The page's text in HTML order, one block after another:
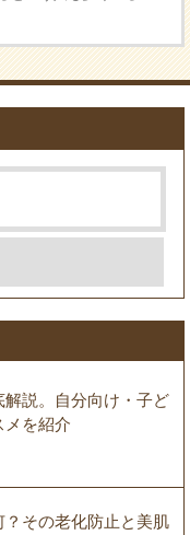
説。自分向け・子ど
メを紹介
その老化防止と美肌